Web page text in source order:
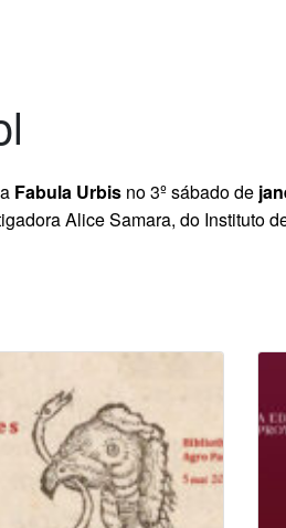
Fabula Urbis no 3º sábado de
Alice Samara, do Instituto